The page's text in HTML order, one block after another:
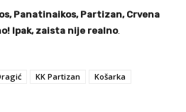
Panatinaikos, Partizan, Crvena
Ipak, zaista nije realno.
KK Partizan
Košarka